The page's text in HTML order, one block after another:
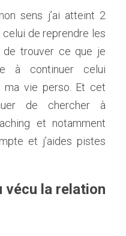
sens j’ai atteint 2
celui de reprendre les
trouver ce que je
à continuer celui
ma vie perso. Et cet
de chercher à
et notamment
et j’aides pistes
vécu la relation